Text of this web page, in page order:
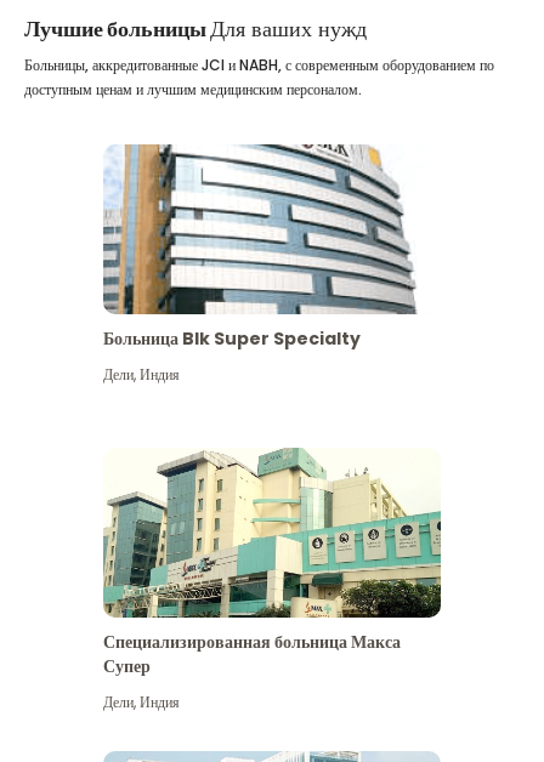
Лучшие больницыДля ваших нужд
Больницы, аккредитованные JCI и NABH, с современным оборудованием по
доступным ценам и лучшим медицинским персоналом.
Больница Blk Super Specialty
Дели,Индия
Специализированная больница Макса
Супер
Дели,Индия